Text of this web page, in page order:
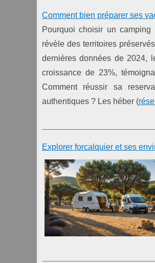
Comment bien préparer ses
Pourquoi choisir un
révèle des territoires
dernières données de 2024,
croissance de 23%,
Comment réussir sa
authentiques ? Les héber (
Explorer forcalquier et ses